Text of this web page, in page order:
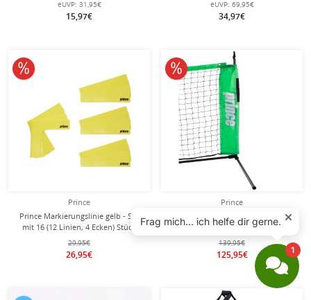
eUVP: 31,95€
15,97€
eUVP: 69,95€
34,97€
Prince
Prince Markierungslinie gelb - Set
mit 16 (12 Linien, 4 Ecken) Stück
29,95€
26,95€
10% reduziert
Prince
Prince Tennisnetz mobil 6,1 Meter
inkl. Nylontasche
139,95€
125,95€
10% reduziert